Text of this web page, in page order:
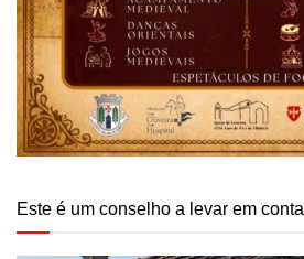
Este é um conselho a levar em conta